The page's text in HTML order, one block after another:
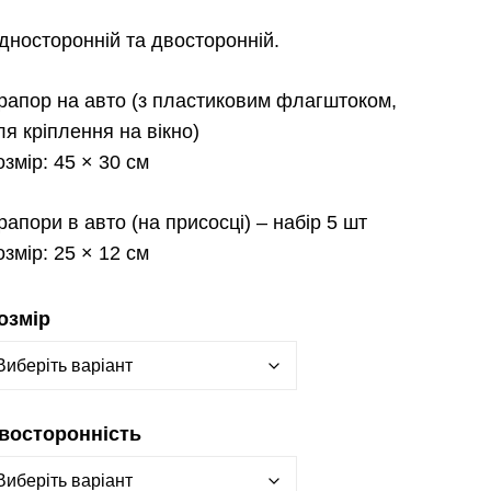
та двосторонній.
на авто (з пластиковим флагштоком,
кріплення на вікно)
45 × 30 см
в авто (на присосці) – набір 5 шт
25 × 12 см